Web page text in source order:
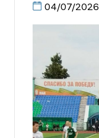
04/07/2026